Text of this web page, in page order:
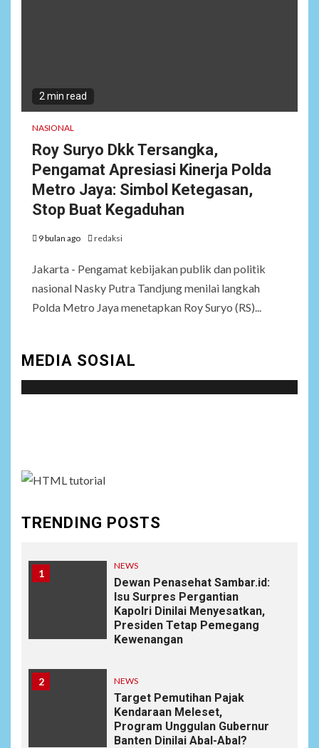
2 min read
NASIONAL
Roy Suryo Dkk Tersangka,
Pengamat Apresiasi Kinerja Polda
Metro Jaya: Simbol Ketegasan,
Stop Buat Kegaduhan
9 bulan ago redaksi
Jakarta - Pengamat kebijakan publik dan politik
nasional Nasky Putra Tandjung menilai langkah
Polda Metro Jaya menetapkan Roy Suryo (RS)...
MEDIA SOSIAL
TRENDING POSTS
1
NEWS
Dewan Penasehat Sambar.id:
Isu Surpres Pergantian
Kapolri Dinilai Menyesatkan,
Presiden Tetap Pemegang
Kewenangan
2 NEWS
Target Pemutihan Pajak
Kendaraan Meleset,
Program Unggulan Gubernur
Banten Dinilai Abal-Abal?